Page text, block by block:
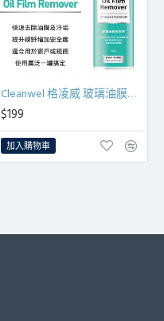
Cleanwel 格凌威 玻璃油膜去除劑500ml
$199
加入購物車